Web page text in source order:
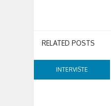
RELATED POSTS
INTERVISTE